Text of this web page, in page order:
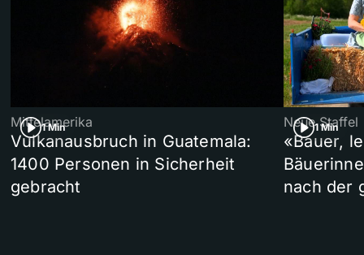
1 Min
Mittelamerika
Vulkanausbruch in Guatemala:
1400 Personen in Sicherheit
gebracht
1 Min
Neue Staffel
«Bauer,
nach der